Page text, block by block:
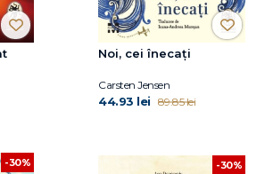
Noi, cei înecați
Carsten Jensen
44.93 lei 89.85 lei
-30% -30%